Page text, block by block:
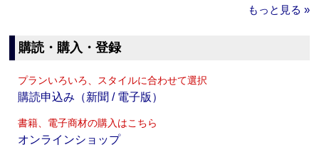
もっと見る »
購読・購入・登録
プランいろいろ、スタイルに合わせて選択
購読申込み（新聞 / 電子版）
書籍、電子商材の購入はこちら
オンラインショップ